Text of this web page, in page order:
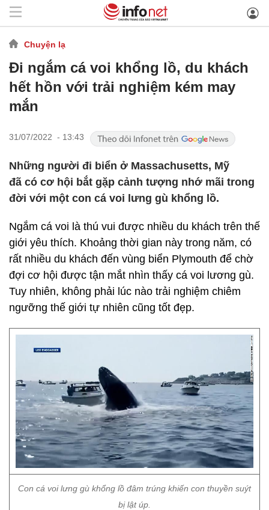
Chuyện lạ
Đi ngắm cá voi khổng lồ, du khách
hết hồn với trải nghiệm kém may
mắn
31/07/2022 - 13:43
Những người đi biển ở Massachusetts, Mỹ
đã có cơ hội bắt gặp cảnh tượng nhớ mãi trong
đời với một con cá voi lưng gù khổng lồ.
Ngắm cá voi là thú vui được nhiều du khách trên thế
giới yêu thích. Khoảng thời gian này trong năm, có
rất nhiều du khách đến vùng biển Plymouth để chờ
đợi cơ hội được tận mắt nhìn thấy cá voi lương gù.
Tuy nhiên, không phải lúc nào trải nghiệm chiêm
ngưỡng thế giới tự nhiên cũng tốt đẹp.
Con cá voi lưng gù khổng lồ đâm trúng khiến con thuyền suýt
bị lật úp.